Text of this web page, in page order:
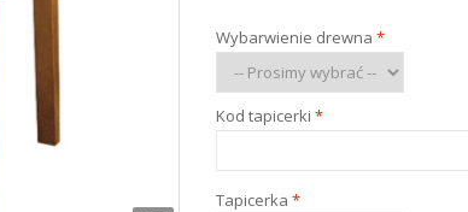
Wybarwienie drewna *
Kod tapicerki *
Tapicerka *